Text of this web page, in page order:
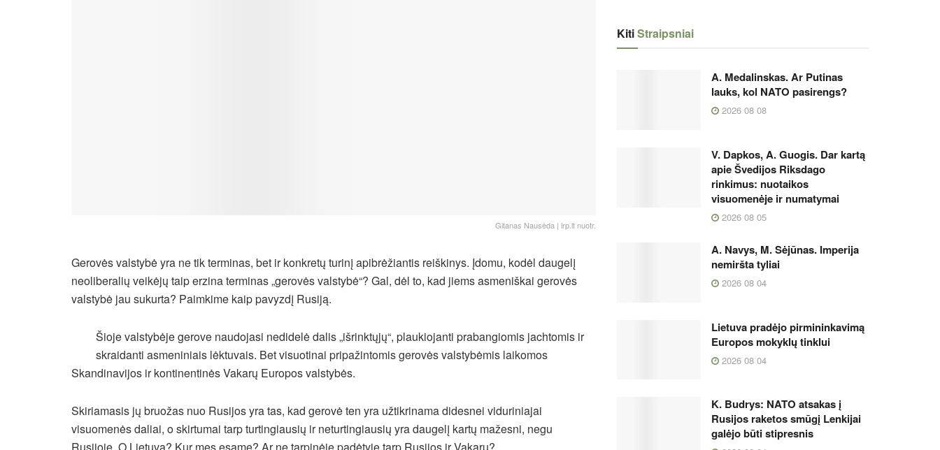
Gitanas Nausėda | lrp.lt nuotr.
Gerovės valstybė yra ne tik terminas, bet ir konkretų turinį apibrėžiantis reiškinys. Įdomu, kodėl daugelį
neoliberalių veikėjų taip erzina terminas „gerovės valstybė“? Gal, dėl to, kad jiems asmeniškai gerovės
valstybė jau sukurta? Paimkime kaip pavyzdį Rusiją.
Šioje valstybėje gerove naudojasi nedidelė dalis „išrinktųjų“, plaukiojanti prabangiomis jachtomis ir
skraidanti asmeniniais lėktuvais. Bet visuotinai pripažintomis gerovės valstybėmis laikomos
Skandinavijos ir kontinentinės Vakarų Europos valstybės.
Skiriamasis jų bruožas nuo Rusijos yra tas, kad gerovė ten yra užtikrinama didesnei viduriniajai
visuomenės daliai, o skirtumai tarp turtingiausių ir neturtingiausių yra daugelį kartų mažesni, negu
Rusijoje. O Lietuva? Kur mes esame? Ar ne tarpinėje padėtyje tarp Rusijos ir Vakarų?
KitiStraipsniai
A. Medalinskas. Ar Putinas
lauks, kol NATO pasirengs?
2026 08 08
V. Dapkos, A. Guogis. Dar kartą
apie Švedijos Riksdago
rinkimus: nuotaikos
visuomenėje ir numatymai
2026 08 05
A. Navys, M. Sėjūnas. Imperija
nemiršta tyliai
2026 08 04
Lietuva pradėjo pirmininkavimą
Europos mokyklų tinklui
2026 08 04
K. Budrys: NATO atsakas į
Rusijos raketos smūgį Lenkijai
galėjo būti stipresnis